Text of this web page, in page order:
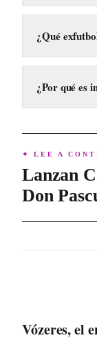
Sí, el trofeo
gira
¿Qué
Estuvieron
en 2010, y
¿Por qué es
cultural y
✦ LEE A
Lanzan
Don
Vózeres, el